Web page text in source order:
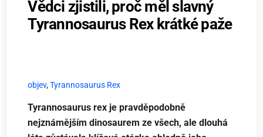
Vědci zjistili, proč měl slavný
Tyrannosaurus Rex krátké paže
objev,Tyrannosaurus Rex
Tyrannosaurus rex je pravděpodobně
nejznámějším dinosaurem ze všech, ale dlouhá